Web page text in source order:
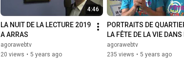
4:46
LA NUIT DE LA LECTURE 2019
A ARRAS
agorawebtv
20 views • 5 years ago
PORTRAITS DE
LA FÊTE DE LA VIE DANS
QUARTIERS ARRAS SUD
agorawebtv
235 views • 5 years ago